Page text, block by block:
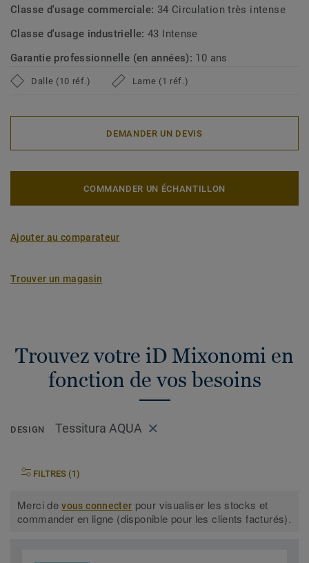
Classe d'usage commerciale: 34 Circulation très intense
Classe d'usage industrielle:43 Intense
Garantie professionnelle (en années): 10 ans
Dalle (10 réf.) Lame (1 réf.)
DEMANDER UN DEVIS
COMMANDER UN ÉCHANTILLON
Ajouter au comparateur
Trouver un magasin
Trouvez votre iD Mixonomi en
fonction de vos besoins
DESIGN Tessitura AQUA
FILTRES (1)
Merci devous connecter pour visualiser les stocks et
commander en ligne (disponible pour les clients facturés).